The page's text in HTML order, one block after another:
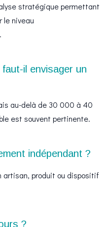
stratégique permettant
le niveau
il envisager un
au-delà de 30 000 à 40
est souvent pertinente.
indépendant ?
artisan, produit ou dispositif
?